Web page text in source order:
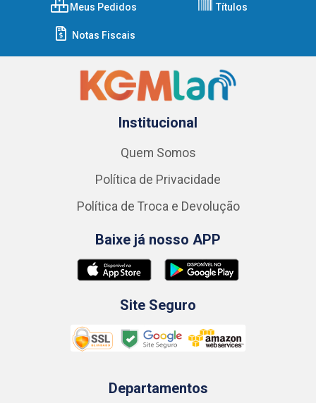
Meus Pedidos Títulos
Notas Fiscais
Institucional
Quem Somos
Política de Privacidade
Política de Troca e Devolução
Baixe já nosso APP
Site Seguro
Departamentos